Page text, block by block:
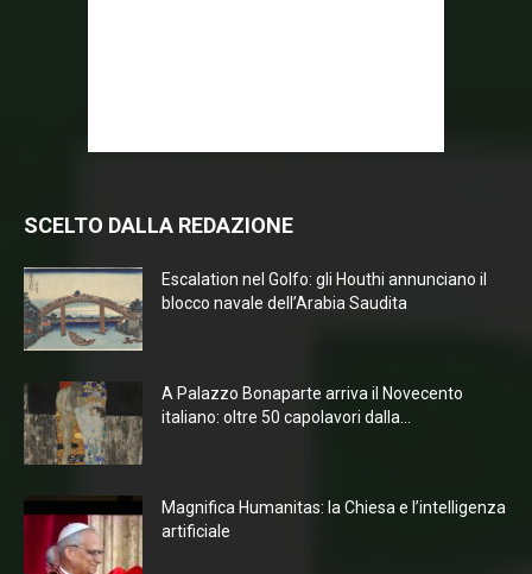
SCELTO DALLA REDAZIONE
Escalation nel Golfo: gli Houthi annunciano il
blocco navale dell’Arabia Saudita
A Palazzo Bonaparte arriva il Novecento
italiano: oltre 50 capolavori dalla...
Magnifica Humanitas: la Chiesa e l’intelligenza
artificiale